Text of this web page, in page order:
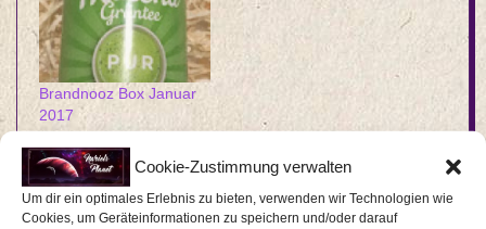
Cookie-Zustimmung verwalten
Um dir ein optimales Erlebnis zu bieten, verwenden wir Technologien wie
Cookies, um Geräteinformationen zu speichern und/oder darauf
Brandnooz Box Januar
2017
26. Februar 2017
In "Brandnooz"